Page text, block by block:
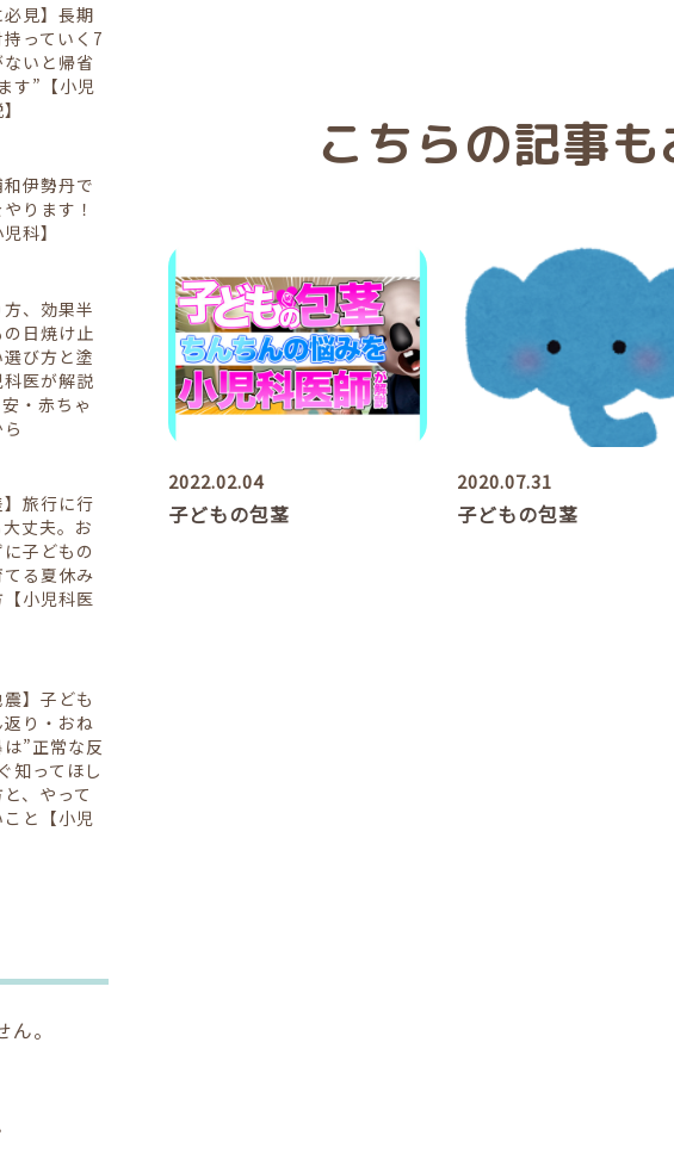
こちらの記事
2022.02.04
子どもの包茎
2020.07.31
子どもの包茎
必見】長期
っていく7
いと帰省
す”【小児
和伊勢丹で
やります！
科】
方、効果半
日焼け止
び方と塗
科医が解説
・赤ちゃ
】旅行に行
丈夫。お
子どもの
る夏休み
小児科医
震】子ども
り・おね
”正常な反
知ってほし
、やって
と【小児
。